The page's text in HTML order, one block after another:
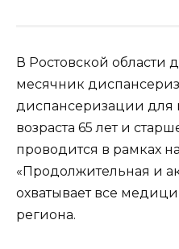
В Ростовской области
месячник
диспансеризации для
возраста 65 лет и
проводится в рамках
«Продолжительная и
охватывает все
региона.